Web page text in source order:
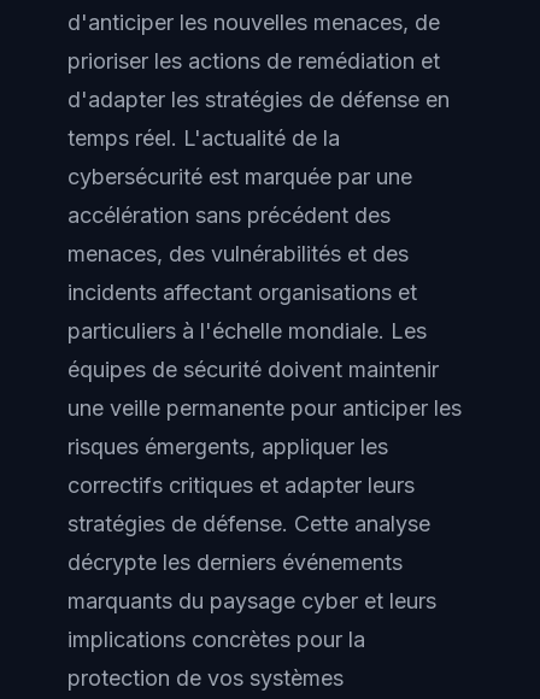
d'anticiper les nouvelles menaces, de
prioriser les actions de remédiation et
d'adapter les stratégies de défense en
temps réel. L'actualité de la
cybersécurité est marquée par une
accélération sans précédent des
menaces, des vulnérabilités et des
incidents affectant organisations et
particuliers à l'échelle mondiale. Les
équipes de sécurité doivent maintenir
une veille permanente pour anticiper les
risques émergents, appliquer les
correctifs critiques et adapter leurs
stratégies de défense. Cette analyse
décrypte les derniers événements
marquants du paysage cyber et leurs
implications concrètes pour la
protection de vos systèmes